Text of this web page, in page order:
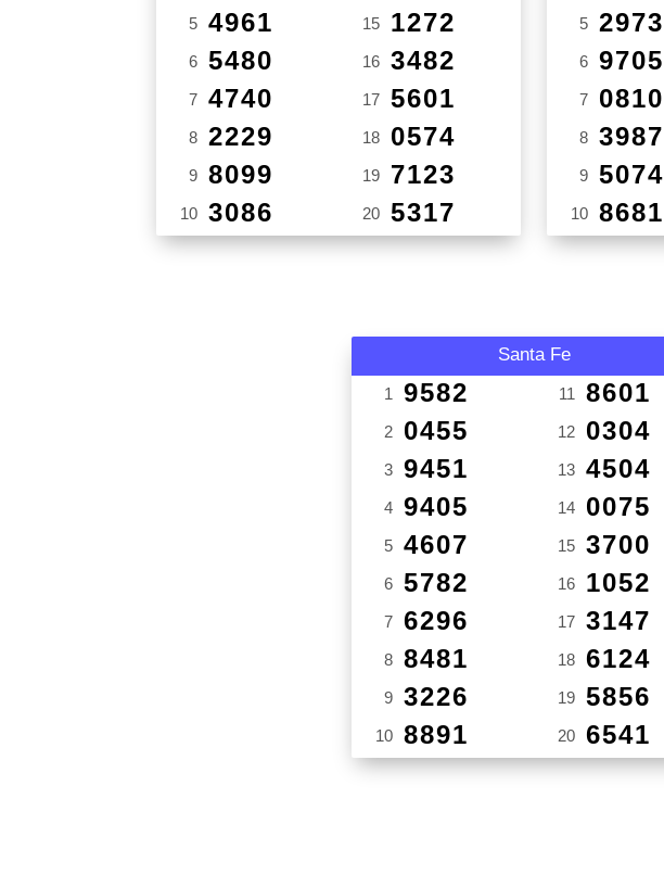
5 4961
6 5480
7 4740
8 2229
9 8099
10 3086
15 1272
16 3482
17 5601
18 0574
19 7123
20 5317
5 2973
6 9705
7 0810
8 3987
9 5074
10 8681
Santa Fe
1 9582
2 0455
3 9451
4 9405
5 4607
6 5782
7 6296
8 8481
9 3226
10 8891
11 8601
12 0304
13 4504
14 0075
15 3700
16 1052
17 3147
18 6124
19 5856
20 6541